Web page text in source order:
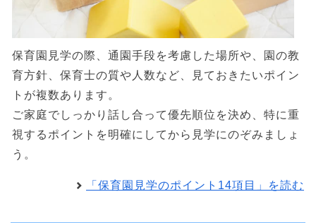
保育園見学の際、通園手段を考慮した場所や、園の教
育方針、保育士の質や人数など、見ておきたいポイン
トが複数あります。
ご家庭でしっかり話し合って優先順位を決め、特に重
視するポイントを明確にしてから見学にのぞみましょ
う。
「保育園見学のポイント14項目」を読む